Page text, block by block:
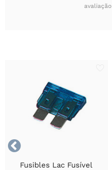
avaliação

Fusibles Lac Fusível